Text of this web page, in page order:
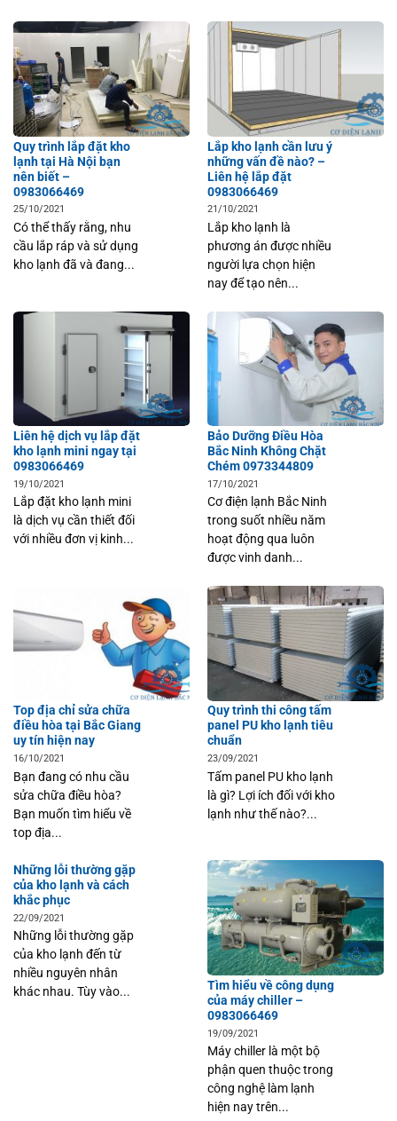
Quy trình lắp đặt kho
lạnh tại Hà Nội bạn
nên biết –
0983066469
25/10/2021
Có thể thấy rằng, nhu
cầu lắp ráp và sử dụng
kho lạnh đã và đang...
Lắp kho lạnh cần lưu ý
những vấn đề nào? –
Liên hệ lắp đặt
0983066469
21/10/2021
Lắp kho lạnh là
phương án được nhiều
người lựa chọn hiện
nay để tạo nên...
Liên hệ dịch vụ lắp đặt
kho lạnh mini ngay tại
0983066469
19/10/2021
Lắp đặt kho lạnh mini
là dịch vụ cần thiết đối
với nhiều đơn vị kinh...
Bảo Dưỡng Điều Hòa
Bắc Ninh Không Chặt
Chém 0973344809
17/10/2021
Cơ điện lạnh Bắc Ninh
trong suốt nhiều năm
hoạt động qua luôn
được vinh danh...
Top địa chỉ sửa chữa
điều hòa tại Bắc Giang
uy tín hiện nay
16/10/2021
Bạn đang có nhu cầu
sửa chữa điều hòa?
Bạn muốn tìm hiểu về
top địa...
Quy trình thi công tấm
panel PU kho lạnh tiêu
chuẩn
23/09/2021
Tấm panel PU kho lạnh
là gì? Lợi ích đối với kho
lạnh như thế nào?...
Những lỗi thường gặp
của kho lạnh và cách
khắc phục
22/09/2021
Những lỗi thường gặp
của kho lạnh đến từ
nhiều nguyên nhân
khác nhau. Tùy vào...
Tìm hiểu về công dụng
của máy chiller –
0983066469
19/09/2021
Máy chiller là một bộ
phận quen thuộc trong
công nghệ làm lạnh
hiện nay trên...